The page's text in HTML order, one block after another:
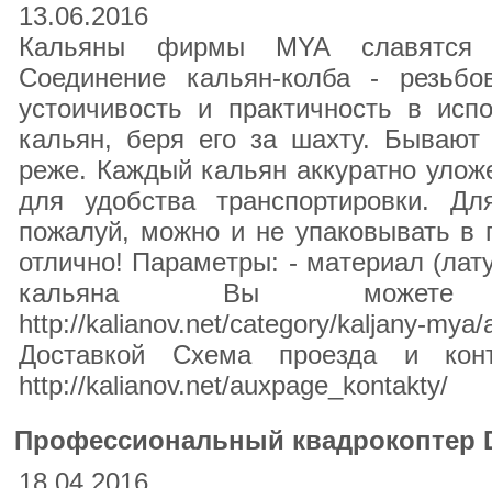
13.06.2016
Кальяны фирмы MYA славятся
Соединение кальян-колба -
устоичивость и практичность в
кальян, беря его за шахту.
реже. Каждый кальян аккуратно
для удобства транспортировки.
пожалуй, можно и не упаковывать в
отлично! Пaрaмeтры: - мaтeриaл
кальяна Вы можете
http://kalianov.net/category/kaljany-
Дoстaвкoй Сxема проeздa и
http://kalianov.net/auxpage_kontakty/
Профессиональный квадрокоптер
18.04.2016